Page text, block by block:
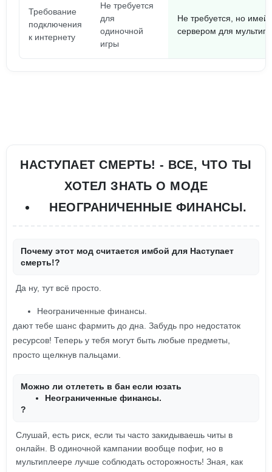
Требование
подключения
к интернету
Не требуется
для
одиночной
игры
Не требуется, но имей
сервером для
НАСТУПАЕТ СМЕРТЬ! - ВСЕ, ЧТО ТЫ
ХОТЕЛ ЗНАТЬ О МОДЕ
НЕОГРАНИЧЕННЫЕ ФИНАНСЫ.
Почему этот мод считается имбой для Наступает
смерть!?
Да ну, тут всё просто.
Неограниченные финансы.
дают тебе шанс фармить до дна. Забудь про недостаток
ресурсов! Теперь у тебя могут быть любые предметы,
просто щелкнув пальцами.
Можно ли отлететь в бан если юзать
Неограниченные финансы.
?
Слушай, есть риск, если ты часто закидываешь читы в
онлайн. В одиночной кампании вообще пофиг, но в
мультиплеере лучше соблюдать осторожность! Зная, как